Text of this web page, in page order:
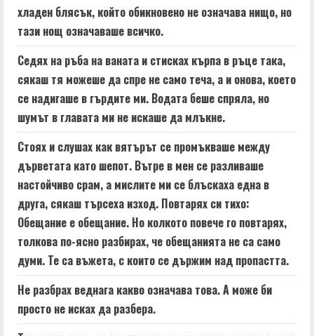
хладен блясък, който обикновено не означава нищо, но
тази нощ означаваше всичко.
Седях на ръба на ваната и стисках кърпа в ръце така,
сякаш тя можеше да спре не само теча, а и онова, което
се надигаше в гърдите ми. Водата беше спряла, но
шумът в главата ми не искаше да млъкне.
Стоях и слушах как вятърът се промъкваше между
дърветата като шепот. Вътре в мен се разливаше
настойчиво срам, а мислите ми се блъскаха една в
друга, сякаш търсеха изход. Повтарях си тихо:
Обещание е обещание. Но колкото повече го повтарях,
толкова по-ясно разбирах, че обещанията не са само
думи. Те са въжета, с които се държим над пропастта.
Не разбрах веднага какво означава това. А може би
просто не исках да разбера.